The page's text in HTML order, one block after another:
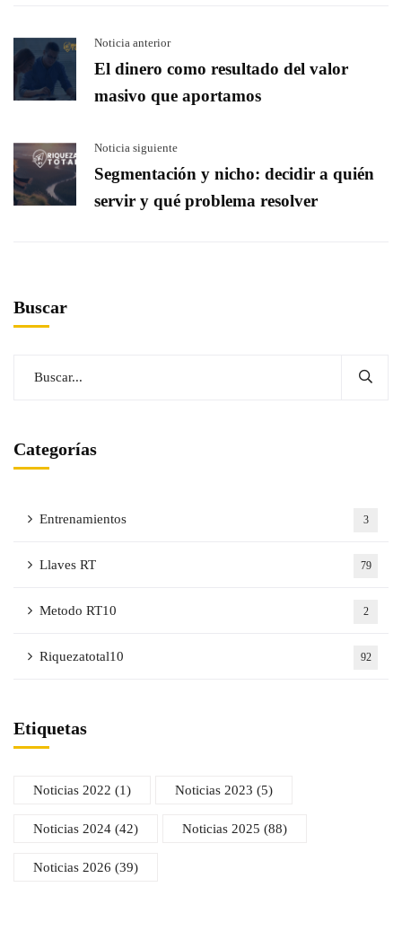
Noticia anterior
El dinero como resultado del valor
masivo que aportamos
Noticia siguiente
Segmentación y nicho: decidir a quién
servir y qué problema resolver
Buscar
Categorías
Entrenamientos 3
Llaves RT 79
Metodo RT10 2
Riquezatotal10 92
Etiquetas
Noticias 2022 (1) Noticias 2023 (5)
Noticias 2024 (42) Noticias 2025 (88)
Noticias 2026 (39)